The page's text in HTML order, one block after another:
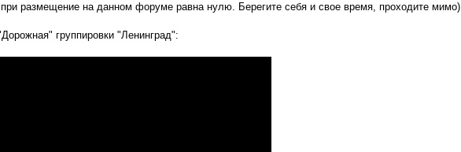
при размещение на данном форуме равна нулю. Берегите себя и свое время, проходите мимо)
группировки "Ленинград":